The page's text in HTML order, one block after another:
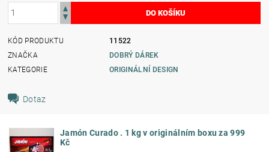
KÓD PRODUKTU
11522
ZNAČKA
DOBRÝ DÁREK
KATEGORIE
ORIGINÁLNÍ DESIGN
Dotaz
Jamón Curado . 1 kg v originálním boxu za 999
Kč